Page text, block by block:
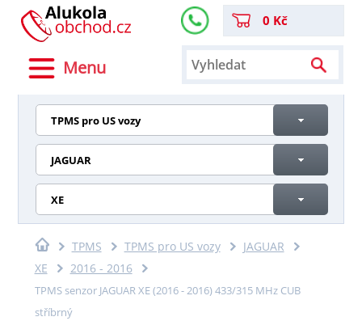
Menu
0 Kč
TPMS pro US vozy
JAGUAR
XE
TPMS TPMS pro US vozy
JAGUAR
XE
2016 - 2016
TPMS senzor JAGUAR XE (2016 - 2016) 433/315 MHz CUB
stříbrný